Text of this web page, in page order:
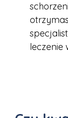
leczenie